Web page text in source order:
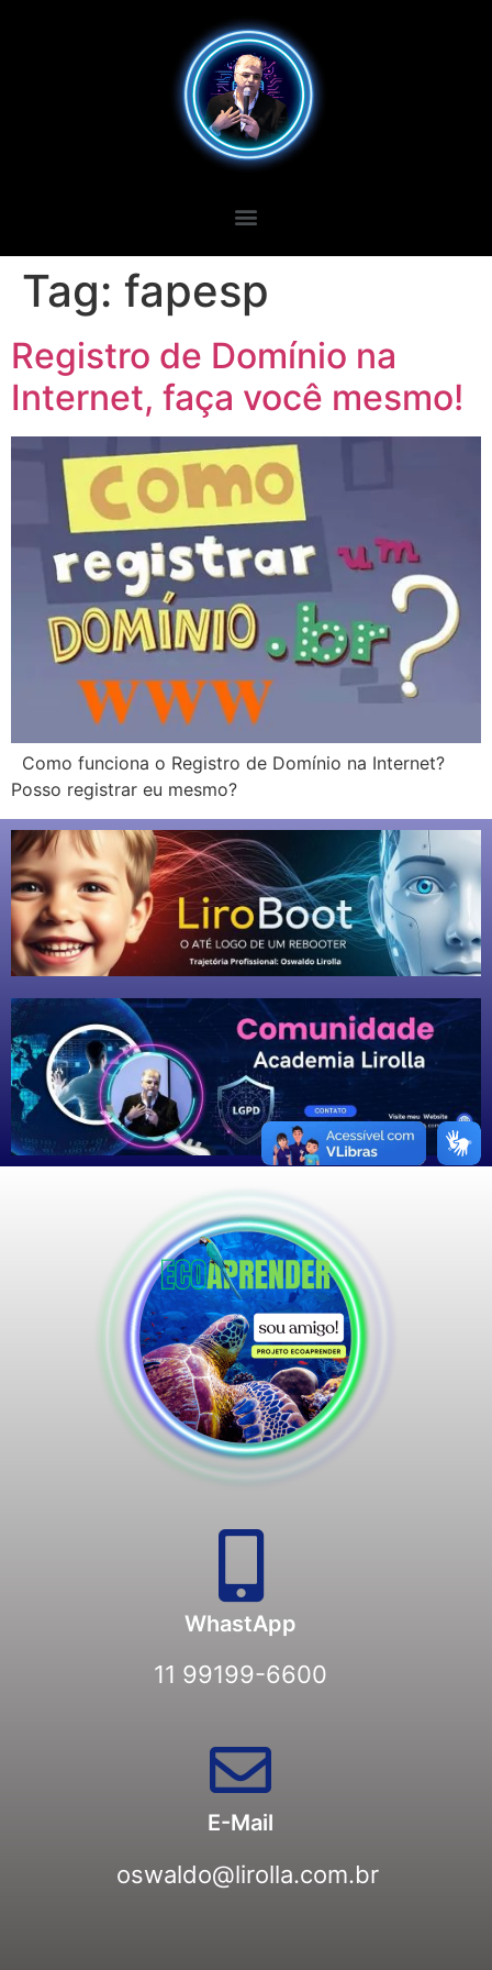
Tag: fapesp
Registro de Domínio na
Internet, faça você mesmo!
Como funciona o Registro de Domínio na Internet?
Posso registrar eu mesmo?
WhastApp
11 99199-6600
E-Mail
oswaldo@lirolla.com.br